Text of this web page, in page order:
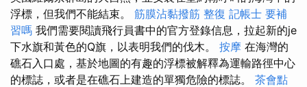
浮標，但我們不能結束。 筋膜沾黏撥筋 整復 記帳士 要補
習嗎 我們需要閱讀飛行員書中的官方登錄信息，拉起新的je
下水旗和黃色的Q旗，以表明我們的伐木。 按摩 在海灣的
礁石入口處，基於地圖的有趣的浮標被解釋為運輸路徑中心
的標誌，或者是在礁石上建造的單獨危險的標誌。 茶會點